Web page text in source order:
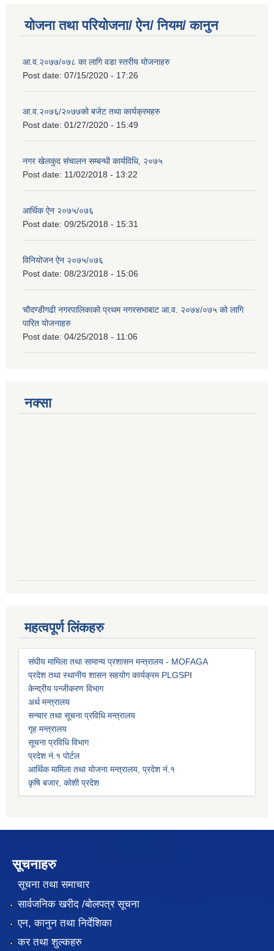
योजना तथा परियोजना/ ऐन/ नियम/ कानुन
आ.व.२०७७/०७८ का लागि वडा स्तरीय योजनाहरु
Post date: 07/15/2020 - 17:26
आ.व.२०७६/२०७७को बजेट तथा कार्यक्रमहरु
Post date: 01/27/2020 - 15:49
नगर खेलकुद संचालन सम्बन्धी कार्यविधि, २०७५
Post date: 11/02/2018 - 13:22
आर्थिक ऐन २०७५/०७६
Post date: 09/25/2018 - 15:31
विनियोजन ऐन २०७५/०७६
Post date: 08/23/2018 - 15:06
चौदण्डीगढी नगरपालिकाको प्रथम नगरसभाबाट आ.व. २०७४/०७५ को लागि
पारित योजनाहरु
Post date: 04/25/2018 - 11:06
नक्सा
महत्वपूर्ण लिंकहरु
संघीय मामिला तथा सामान्य प्रशासन मन्त्रालय - MOFAGA
प्रदेश तथा स्थानीय शासन सहयोग कार्यक्रम PLGSPI
केन्द्रीय पन्जीकरण विभाग
अर्थ मन्त्रालय
सन्चार तथा सूचना प्रविधि मन्त्रालय
गृह मन्त्रालय
सूचना प्रविधि विभाग
प्रदेश नं.१ पोर्टल
आर्थिक मामिला तथा योजना मन्त्रालय, प्रदेश नं.१
कृषि बजार, कोशी प्रदेश
सूचनाहरु
सूचना तथा समाचार
सार्वजनिक खरीद /बोलपत्र सूचना
एन, कानुन तथा निर्देशिका
कर तथा शुल्कहरु